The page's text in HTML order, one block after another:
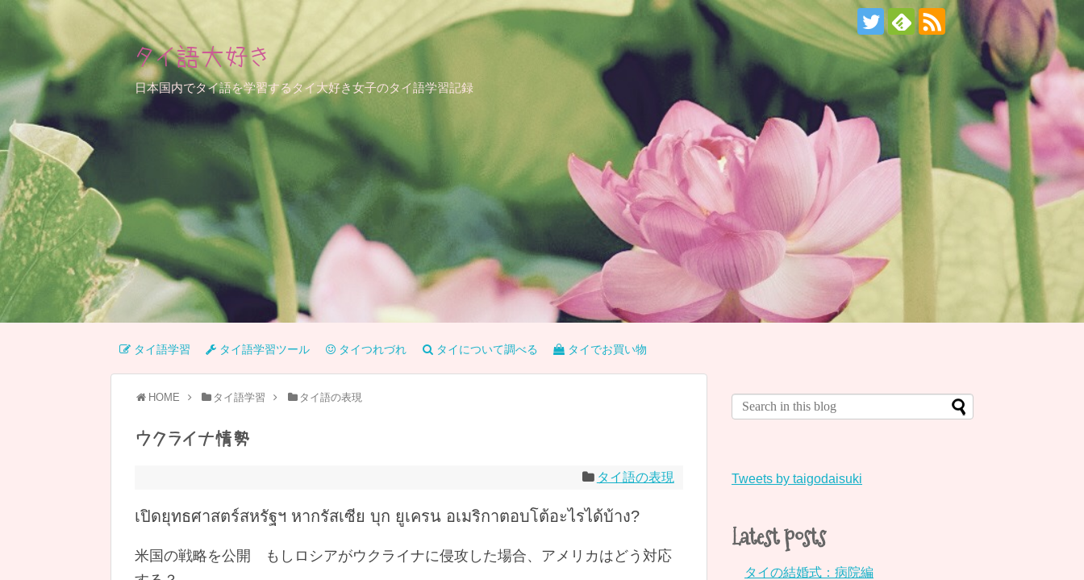
タイ語大好き
日本国内でタイ語を学習するタイ大好き女子のタイ語学習記録
タイ語学習 タイ語学習ツール タイつれづれ タイについて調べる タイでお買い物
HOME タイ語学習 タイ語の表現
ウクライナ情勢
タイ語の表現
เปิดยุทธศาสตร์สหรัฐฯ หากรัสเซีย บุก ยูเครน อเมริกาตอบโต้อะไรได้บ้าง?
米国の戦略を公開 もしロシアがウクライナに侵攻した場合、アメリカはどう対応
Tweets by taigodaisuki
Latest posts
タイの結婚式：病院編